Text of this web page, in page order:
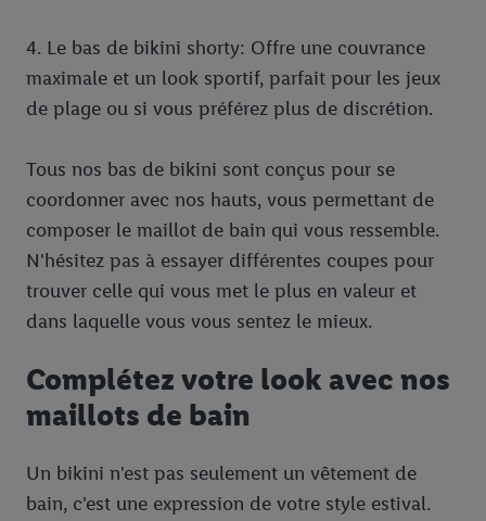
4. Le bas de bikini shorty: Offre une couvrance
maximale et un look sportif, parfait pour les jeux
de plage ou si vous préférez plus de discrétion.
Tous nos bas de bikini sont conçus pour se
coordonner avec nos hauts, vous permettant de
composer le maillot de bain qui vous ressemble.
N'hésitez pas à essayer différentes coupes pour
trouver celle qui vous met le plus en valeur et
dans laquelle vous vous sentez le mieux.
Complétez votre look avec nos
maillots de bain
Un bikini n'est pas seulement un vêtement de
bain, c'est une expression de votre style estival.